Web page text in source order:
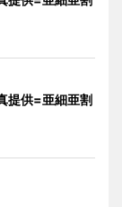
提供=亜細亜割